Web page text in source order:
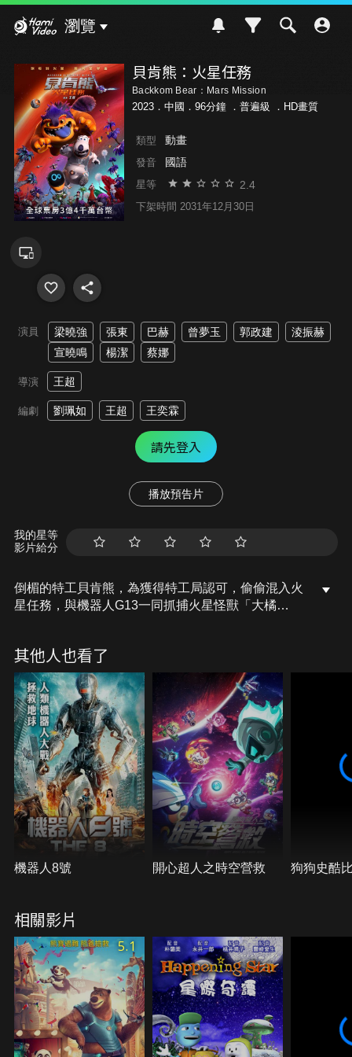
瀏覽
貝肯熊：火星任務
Backkom Bear：Mars Mission
2023．中國．96分鐘 ． 普遍級 ．HD畫質
類型 動畫
發音 國語
星等 2.4
下架時間 2031年12月30日
演員 梁曉強 張東 巴赫 曾夢玉 郭政建
淩振赫
宣曉鳴
楊潔 蔡娜
導演 王超
編劇 劉珮如 王超 王奕霖
請先登入
播放預告片
我的星等
影片給分
倒楣的特工貝肯熊，為獲得特工局認可，偷偷混入火
星任務，與機器人G13一同抓捕火星怪獸「大橘
其他人也看了
機器人8號 開心超人之時空營救 狗狗史酷
相關影片
5.1